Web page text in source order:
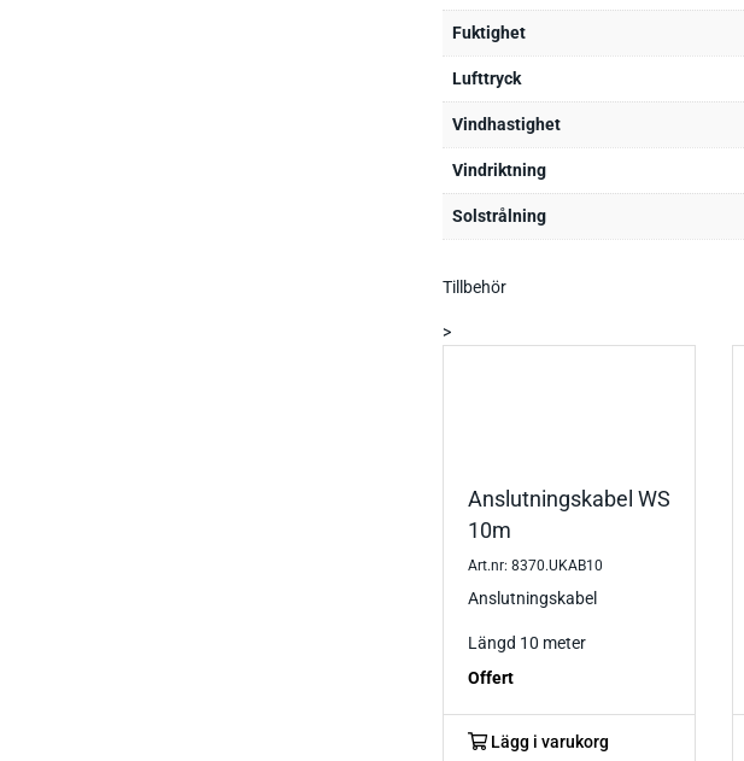
Fuktighet
Lufttryck
Vindhastighet
Vindriktning
Solstrålning
Tillbehör
>
Anslutningskabel WS
10m
Art.nr: 8370.UKAB10
Anslutningskabel
Längd 10 meter
Offert
Lägg i varukorg